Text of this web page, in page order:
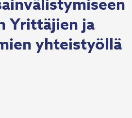
Yrittäjien ja
yhteistyöllä